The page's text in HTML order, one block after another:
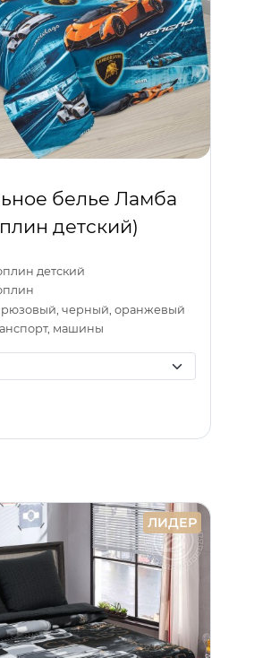
белье Ламба
детский)
детский
черный, оранжевый
машины
ЛИДЕР